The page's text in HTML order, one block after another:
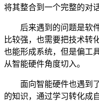
将其整合到一个完整的对
后来遇到的问题是软件
比较强，也需要把技术转
也能形成系统，但是偏工
从智能硬件角度切入。
面向智能硬件也遇到了
的知识，通过学习转化成